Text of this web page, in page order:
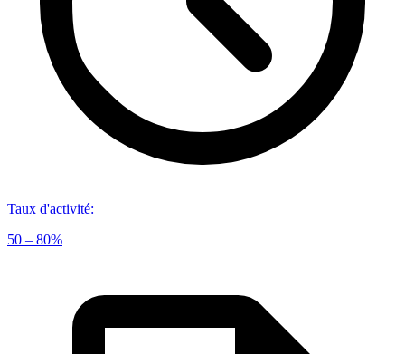
Taux d'activité:
50 – 80%